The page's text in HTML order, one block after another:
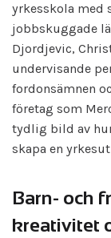
yrkesskola
jobbskuggade
Djordjevic,
undervisande
fordonsämnen
företag som
tydlig bild av
skapa en
Barn- och
kreativitet